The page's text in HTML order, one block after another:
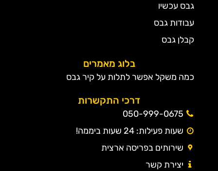
גבס עכשיו
עבודות גבס
קבלן גבס
בלוג מאמרים
כמה משקל אפשר לתלות על קיר גבס
דרכי התקשרות
050-999-0675
שעות פעילות: 24 שעות ביממה!
שירותים בפריסה ארצית
יצירת קשר